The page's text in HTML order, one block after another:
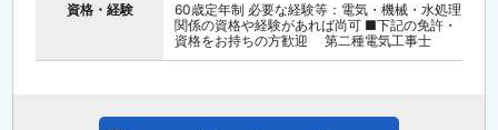
資格・経験
60歳定年制 必要な経験等：電気・機械・水処理
関係の資格や経験があれば尚可 ■下記の免許・
資格をお持ちの方歓迎 第二種電気工事士